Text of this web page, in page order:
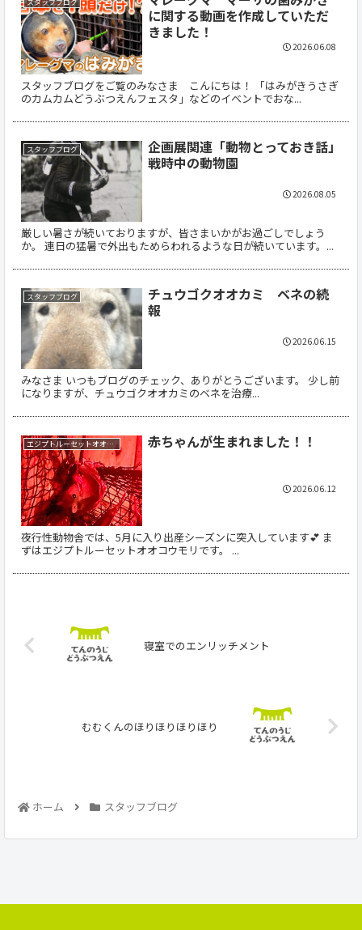
に関する動画を作成していただ
きました！
スタッフブログをご覧のみなさま こんにちは！ 「はみがきうさぎ
のカムカムどうぶつえんフェスタ」などのイベントでおな...
2026.06.08
スタッフブログ
企画展関連「動物とっておき話」
戦時中の動物園
厳しい暑さが続いておりますが、皆さまいかがお過ごしでしょう
か。 連日の猛暑で外出もためらわれるような日が続いています。...
2026.08.05
スタッフブログ
チュウゴクオオカミ ベネの続
報
みなさま いつもブログのチェック、ありがとうございます。 少し前
になりますが、チュウゴクオオカミのベネを治療...
2026.06.15
エジプトルーセットオオコウモリ 赤ちゃんが生まれました！！
夜行性動物舎では、5月に入り出産シーズンに突入しています💕 ま
ずはエジプトルーセットオオコウモリです。 ...
2026.06.12
寝室でのエンリッチメント
むむくんのほりほりほりほり
ホーム スタッフブログ